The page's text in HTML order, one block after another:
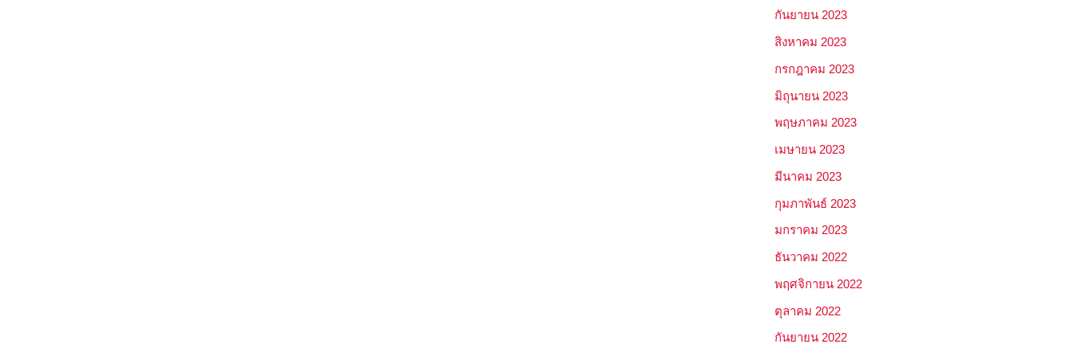
กันยายน 2023
สิงหาคม 2023
กรกฎาคม 2023
มิถุนายน 2023
พฤษภาคม 2023
เมษายน 2023
มีนาคม 2023
กุมภาพันธ์ 2023
มกราคม 2023
ธันวาคม 2022
พฤศจิกายน 2022
ตุลาคม 2022
กันยายน 2022